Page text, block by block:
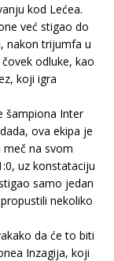
kod Lećea.
već stigao do
nakon trijumfa u
odluke, kao
koji igra
šampiona Inter
ova ekipa je
na svom
uz konstataciju
samo jedan
nekoliko
da će to biti
Inzagija, koji